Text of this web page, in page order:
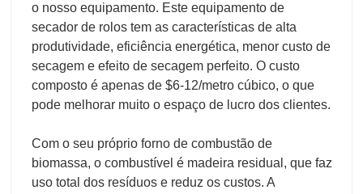
o nosso equipamento. Este equipamento de
secador de rolos tem as características de alta
produtividade, eficiência energética, menor custo de
secagem e efeito de secagem perfeito. O custo
composto é apenas de $6-12/metro cúbico, o que
pode melhorar muito o espaço de lucro dos clientes.
Com o seu próprio forno de combustão de
biomassa, o combustível é madeira residual, que faz
uso total dos resíduos e reduz os custos. A